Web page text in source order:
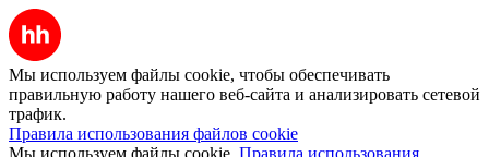
Мы используем файлы cookie, чтобы обеспечивать
правильную работу нашего веб-сайта и анализировать сетевой
трафик.
Правила использования файлов cookie
Мы используем файлы cookie. Правила использования